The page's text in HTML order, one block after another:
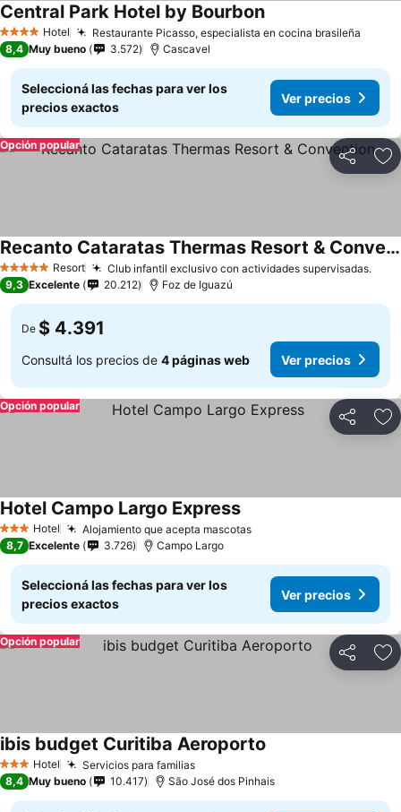
4 EstrellasHotel Restaurante Picasso, especialista en cocina brasileña
Central Park Hotel by Bourbon
8,4 Muy bueno 3.572 Cascavel
Seleccioná las fechas para ver los
precios exactos
Ver precios
Compartir
Opción popular
5 Estrellas Resort Club infantil exclusivo con actividades supervisadas.
Recanto Cataratas Thermas Resort & Convention
9,3 Excelente 20.212 Foz de Iguazú
De $ 4.391
Consultá los precios de 4 páginas web Ver precios
Compartir
Opción popular
3 Estrellas
Hotel Alojamiento que acepta mascotas
Hotel Campo Largo Express
8,7 Excelente 3.726 Campo Largo
Seleccioná las fechas para ver los
precios exactos
Ver precios
Compartir
Opción popular
3 Estrellas
Hotel Servicios para familias
ibis budget Curitiba Aeroporto
8,4 Muy bueno 10.417 São José dos Pinhais